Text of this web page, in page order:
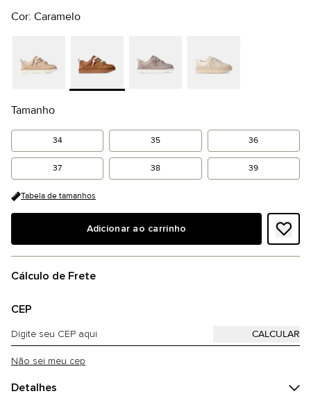
Cor: Caramelo
Tamanho
34 35 36
37 38 39
Tabela de tamanhos
Adicionar ao carrinho
Cálculo de Frete
CEP
Não sei meu cep
Detalhes